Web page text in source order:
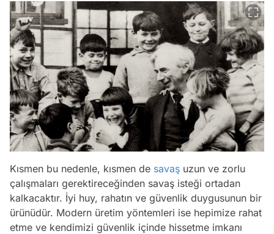
Kısmen bu nedenle, kısmen de savaş uzun ve zorlu
çalışmaları gerektireceğinden savaş isteği ortadan
kalkacaktır. İyi huy, rahatın ve güvenlik duygusunun bir
ürünüdür. Modern üretim yöntemleri ise hepimize rahat
etme ve kendimizi güvenlik içinde hissetme imkanı